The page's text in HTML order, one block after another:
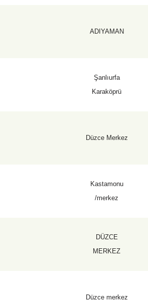
ADIYAMAN
Şanlıurfa
Karaköprü
Düzce Merkez
Kastamonu
/merkez
DÜZCE
MERKEZ
Düzce merkez